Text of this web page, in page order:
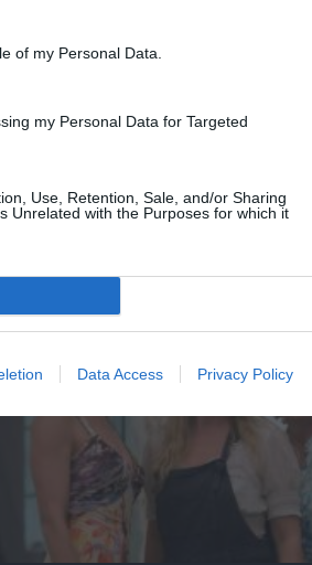
of my Personal Data.
my Personal Data for Targeted
Use, Retention, Sale, and/or Sharing
Unrelated with the Purposes for which it
Data Access Privacy Policy